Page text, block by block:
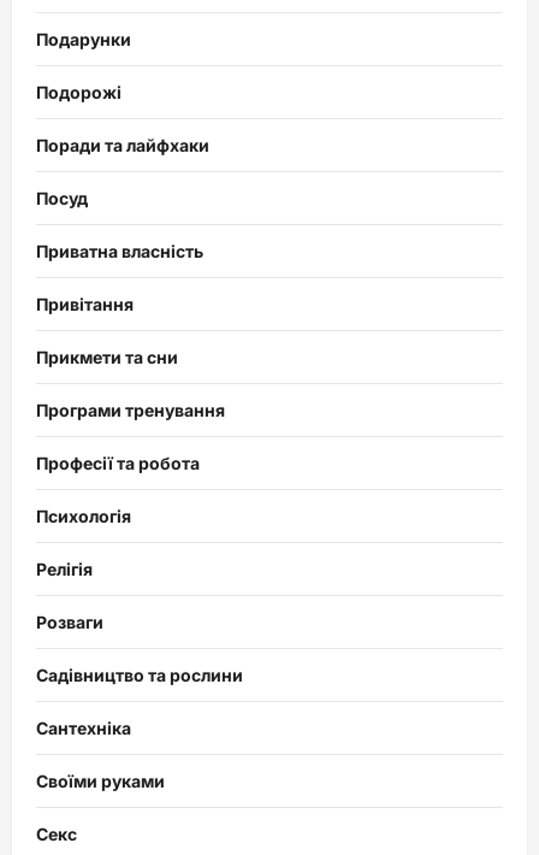
Подарунки
Подорожі
Поради та лайфхаки
Посуд
Приватна власність
Привітання
Прикмети та сни
Програми тренування
Професії та робота
Психологія
Релігія
Розваги
Садівництво та рослини
Сантехніка
Своїми руками
Секс